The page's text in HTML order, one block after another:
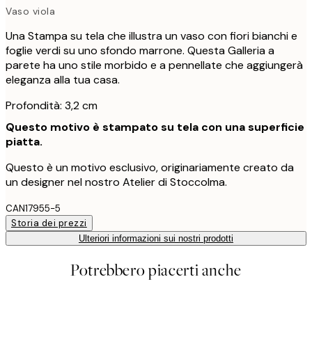
Vaso viola
Una Stampa su tela che illustra un vaso con fiori bianchi e
foglie verdi su uno sfondo marrone. Questa Galleria a
parete ha uno stile morbido e a pennellate che aggiungerà
eleganza alla tua casa.
Profondità: 3,2 cm
Questo motivo è stampato su tela con una superficie
piatta.
Questo è un motivo esclusivo, originariamente creato da
un designer nel nostro Atelier di Stoccolma.
CAN17955-5
Storia dei prezzi
Ulteriori informazioni sui nostri prodotti
Potrebbero piacerti anche